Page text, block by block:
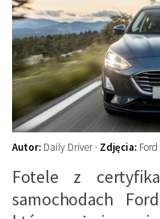
Przelicznik mocy
Auto z niemiec
Galerie
Autor: Daily Driver · Zdjęcia: Ford
Fotele z
samochodach